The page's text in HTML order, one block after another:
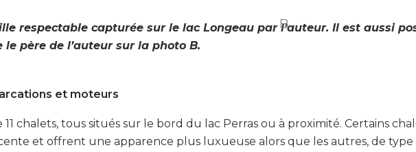
B
respectable capturée sur le lac Longeau par l’auteur. Il est aussi
père de l’auteur sur la photo B.
et moteurs
chalets, tous situés sur le bord du lac Perras ou à proximité. Certains
et offrent une apparence plus luxueuse alors que les autres, de